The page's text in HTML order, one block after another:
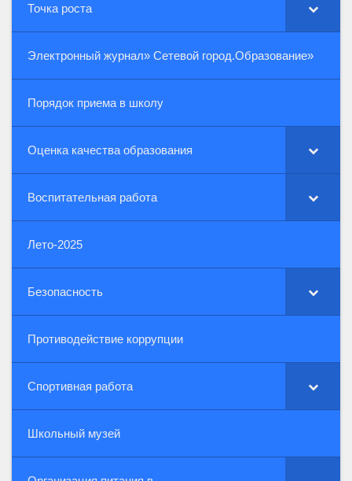
Точка роста
Электронный журнал» Сетевой город.Образование»
Порядок приема в школу
Оценка качества образования
Воспитательная работа
Лето-2025
Безопасность
Противодействие коррупции
Спортивная работа
Школьный музей